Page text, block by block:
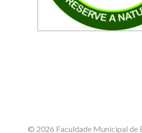
© 2026 Faculdade Municipal de